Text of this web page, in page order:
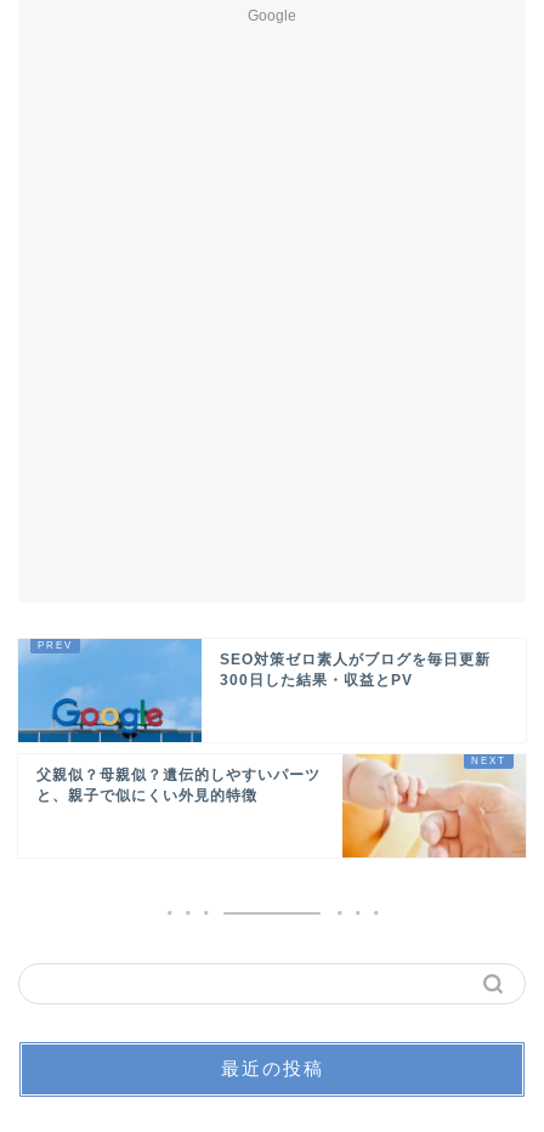
Google
SEO対策ゼロ素人がブログを毎日更新
300日した結果・収益とPV
父親似？母親似？遺伝的しやすいパーツ
と、親子で似にくい外見的特徴
最近の投稿